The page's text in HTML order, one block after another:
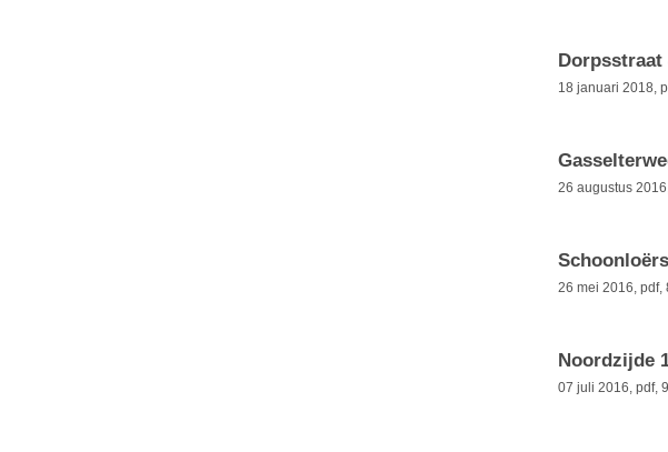
Dorpsstraat
18 januari 2018,
26 augustus
26 mei 2016, pdf,
Noordzijde
07 juli 2016, pdf,